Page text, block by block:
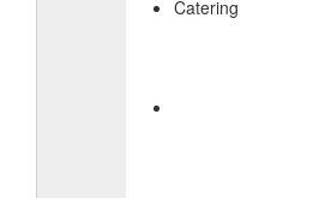
Catering